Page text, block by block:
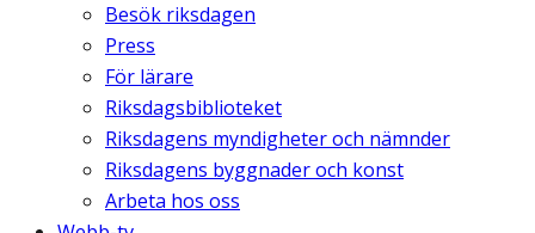
Besök riksdagen
Press
För lärare
Riksdagsbiblioteket
Riksdagens myndigheter och nämnder
Riksdagens byggnader och konst
Arbeta hos oss